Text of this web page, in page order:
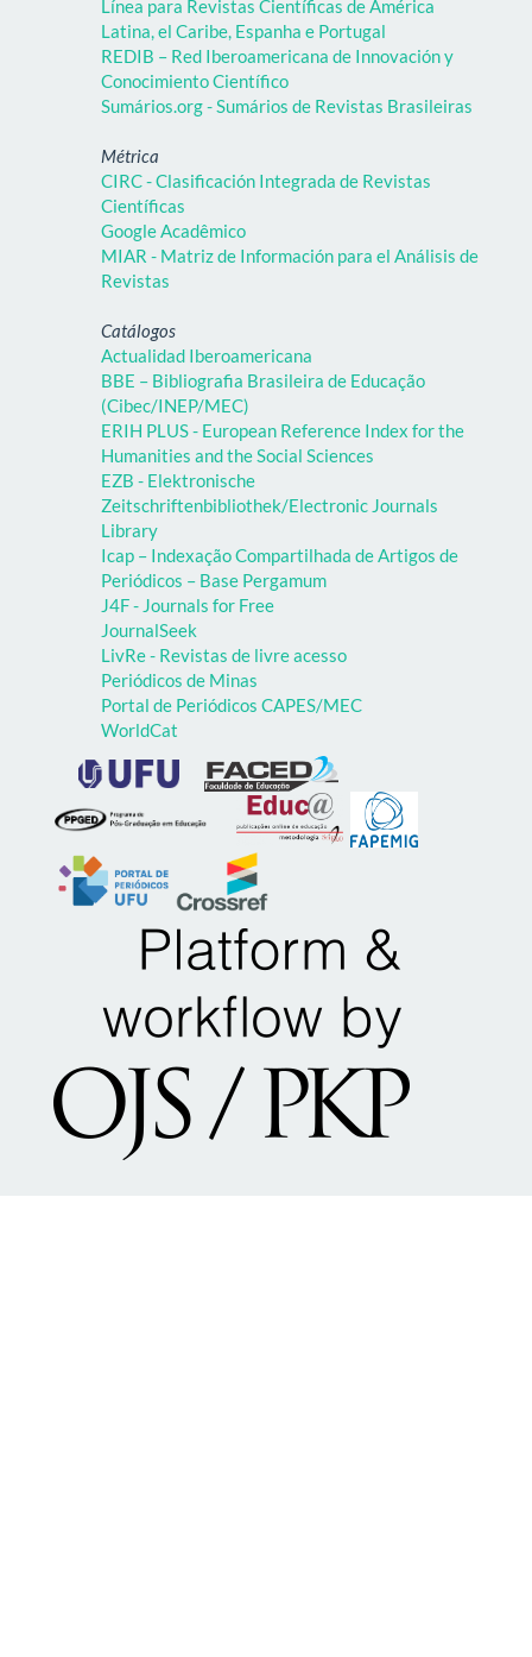
Línea para Revistas Científicas de América
Latina, el Caribe, Espanha e Portugal
REDIB – Red Iberoamericana de Innovación y
Conocimiento Científico
Sumários.org - Sumários de Revistas Brasileiras
Métrica
CIRC - Clasificación Integrada de Revistas
Científicas
Google Acadêmico
MIAR - Matriz de Información para el Análisis de
Revistas
Catálogos
Actualidad Iberoamericana
BBE – Bibliografia Brasileira de Educação
(Cibec/INEP/MEC)
ERIH PLUS - European Reference Index for the
Humanities and the Social Sciences
EZB - Elektronische
Zeitschriftenbibliothek/Electronic Journals
Library
Icap – Indexação Compartilhada de Artigos de
Periódicos – Base Pergamum
J4F - Journals for Free
JournalSeek
LivRe - Revistas de livre acesso
Periódicos de Minas
Portal de Periódicos CAPES/MEC
WorldCat